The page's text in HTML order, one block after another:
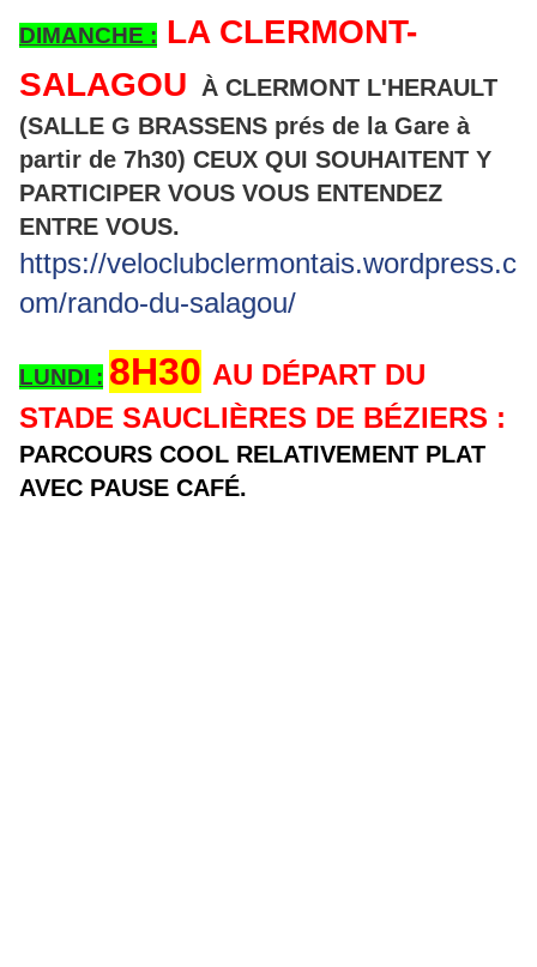
DIMANCHE : LA CLERMONT-
SALAGOU
À CLERMONT L'HERAULT
(SALLE G BRASSENS prés de la Gare à
partir de 7h30) CEUX QUI SOUHAITENT Y
PARTICIPER VOUS VOUS ENTENDEZ
ENTRE VOUS.
https://veloclubclermontais.wordpress.c
om/rando-du-salagou/
LUNDI : 8H30 AU DÉPART DU
STADE SAUCLIÈRES DE BÉZIERS :
PARCOURS COOL RELATIVEMENT PLAT
AVEC PAUSE CAFÉ.